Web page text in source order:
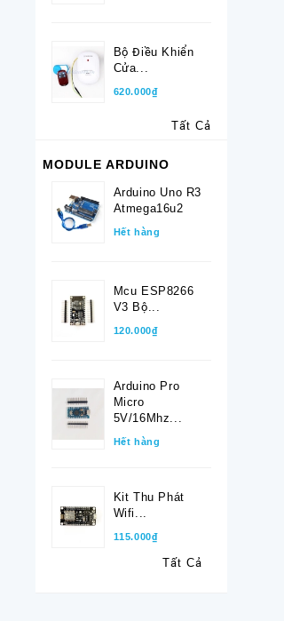
Bộ Điều Khiển
Cửa...
620.000₫
Tất Cả
MODULE ARDUINO
Arduino Uno R3
Atmega16u2
Hết hàng
Mcu ESP8266
V3 Bộ...
120.000₫
Arduino Pro
Micro
5V/16Mhz...
Hết hàng
Kit Thu Phát
Wifi...
115.000₫
Tất Cả